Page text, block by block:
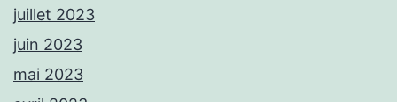
juillet 2023
juin 2023
mai 2023